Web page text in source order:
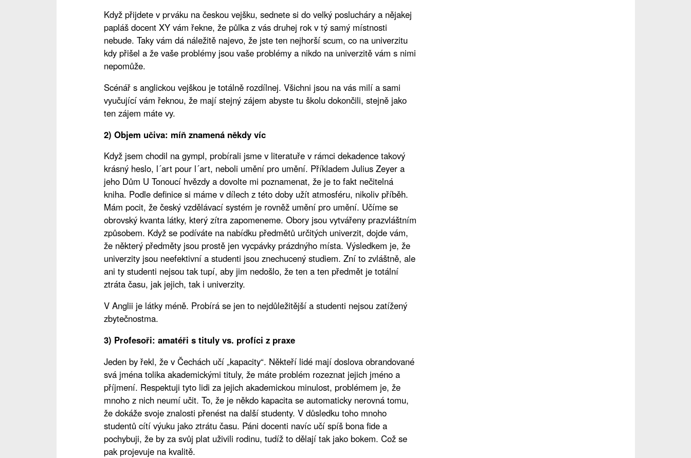
Když přijdete v prváku na českou vejšku, sednete si do velký poslucháry a nějakej
papláš docent XY vám řekne, že půlka z vás druhej rok v tý samý místnosti
nebude. Taky vám dá náležitě najevo, že jste ten nejhorší scum, co na univerzitu
kdy přišel a že vaše problémy jsou vaše problémy a nikdo na univerzitě vám s nimi
nepomůže.
Scénář s anglickou vejškou je totálně rozdílnej. Všichni jsou na vás milí a sami
vyučující vám řeknou, že mají stejný zájem abyste tu školu dokončili, stejně jako
ten zájem máte vy.
2) Objem učiva: míň znamená někdy víc
Když jsem chodil na gympl, probírali jsme v literatuře v rámci dekadence takový
krásný heslo, l´art pour l´art, neboli umění pro umění. Příkladem Julius Zeyer a
jeho Dům U Tonoucí hvězdy a dovolte mi poznamenat, že je to fakt nečitelná
kniha. Podle definice si máme v dílech z této doby užít atmosféru, nikoliv příběh.
Mám pocit, že český vzdělávací systém je rovněž umění pro umění. Učíme se
obrovský kvanta látky, který zítra zapomeneme. Obory jsou vytvářeny prazvláštním
způsobem. Když se podíváte na nabídku předmětů určitých univerzit, dojde vám,
že některý předměty jsou prostě jen vycpávky prázdnýho místa. Výsledkem je, že
univerzity jsou neefektivní a studenti jsou znechucený studiem. Zní to zvláštně, ale
ani ty studenti nejsou tak tupí, aby jim nedošlo, že ten a ten předmět je totální
ztráta času, jak jejich, tak i univerzity.
V Anglii je látky méně. Probírá se jen to nejdůležitější a studenti nejsou zatížený
zbytečnostma.
3) Profesoři: amatéři s tituly vs. profíci z praxe
Jeden by řekl, že v Čechách učí „kapacity“. Někteří lidé mají doslova obrandované
svá jména tolika akademickými tituly, že máte problém rozeznat jejich jméno a
příjmení. Respektuji tyto lidi za jejich akademickou minulost, problémem je, že
mnoho z nich neumí učit. To, že je někdo kapacita se automaticky nerovná tomu,
že dokáže svoje znalosti přenést na další studenty. V důsledku toho mnoho
studentů cítí výuku jako ztrátu času. Páni docenti navíc učí spíš bona fide a
pochybuji, že by za svůj plat uživili rodinu, tudíž to dělají tak jako bokem. Což se
pak projevuje na kvalitě.